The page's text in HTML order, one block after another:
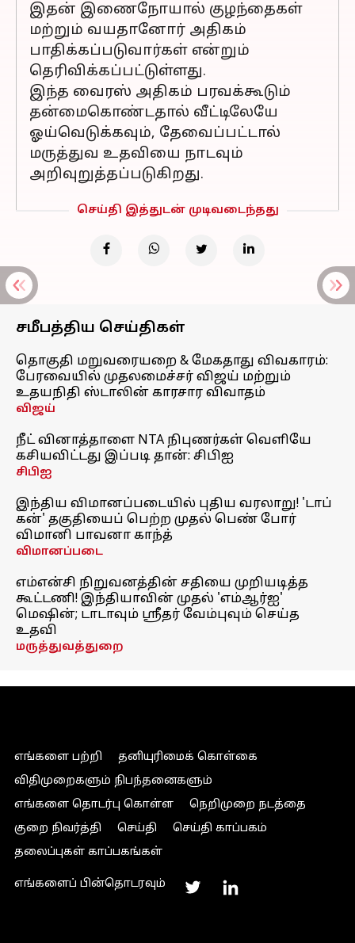
இதன் இணைநோயால் குழந்தைகள்
மற்றும் வயதானோர் அதிகம்
பாதிக்கப்படுவார்கள் என்றும்
தெரிவிக்கப்பட்டுள்ளது.
இந்த வைரஸ் அதிகம் பரவக்கூடும்
தன்மைகொண்டதால் வீட்டிலேயே
ஓய்வெடுக்கவும், தேவைப்பட்டால்
மருத்துவ உதவியை நாடவும்
அறிவுறுத்தப்படுகிறது.
செய்தி இத்துடன் முடிவடைந்தது
சமீபத்திய செய்திகள்
தொகுதி மறுவரையறை & மேகதாது விவகாரம்:
பேரவையில் முதலமைச்சர் விஜய் மற்றும்
உதயநிதி ஸ்டாலின் காரசார விவாதம்
விஜய்
நீட் வினாத்தாளை NTA நிபுணர்கள் வெளியே
கசியவிட்டது இப்படி தான்: சிபிஐ
சிபிஐ
இந்திய விமானப்படையில் புதிய வரலாறு! 'டாப்
கன்' தகுதியைப் பெற்ற முதல் பெண் போர்
விமானி பாவனா காந்த்
விமானப்படை
எம்என்சி நிறுவனத்தின் சதியை முறியடித்த
கூட்டணி! இந்தியாவின் முதல் 'எம்ஆர்ஐ'
மெஷின்; டாடாவும் ஸ்ரீதர் வேம்புவும் செய்த
உதவி
மருத்துவத்துறை
எங்களை பற்றி
தனியுரிமைக் கொள்கை
விதிமுறைகளும் நிபந்தனைகளும்
எங்களை தொடர்பு கொள்ள
நெறிமுறை நடத்தை
குறை நிவர்த்தி
செய்தி
செய்தி காப்பகம்
தலைப்புகள் காப்பகங்கள்
எங்களைப் பின்தொடரவும்